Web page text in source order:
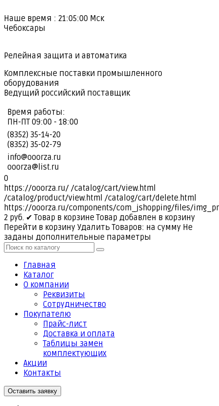
Наше время : 21:05:01 Мск
Чебоксары
Релейная защита и автоматика
Комплексные поставки промышленного
оборудования
Ведущий российский поставщик
Время работы:
ПН-ПТ 09:00 - 18:00
(8352) 35-14-20
(8352) 35-02-79
info@ooorza.ru
ooorza@list.ru
0
https://ooorza.ru/ /catalog/cart/view.html
/catalog/product/view.html /catalog/cart/delete.html
https://ooorza.ru/components/com_jshopping/files/
2 руб. ✔ Товар в корзине Товар добавлен в корзину
Перейти в корзину Удалить Товаров: на сумму Не
заданы дополнительные параметры
Главная
Каталог
О компании
Реквизиты
Cотрудничество
Покупателю
Прайс-лист
Доставка и оплата
Таблицы замен
комплектующих
Акции
Контакты
Оставить заявку